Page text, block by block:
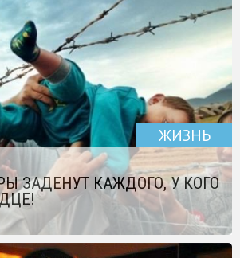
ЖИЗНЬ
ЗАДЕНУТ КАЖДОГО, У КОГО